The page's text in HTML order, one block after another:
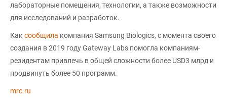
лабораторные помещения, технологии, а также возможности
для исследований и разработок.
Как сообщила компания Samsung Biologics, с момента своего
создания в 2019 году Gateway Labs помогла компаниям-
резидентам привлечь в общей сложности более USD3 млрд и
продвинуть более 50 программ.
mrc.ru